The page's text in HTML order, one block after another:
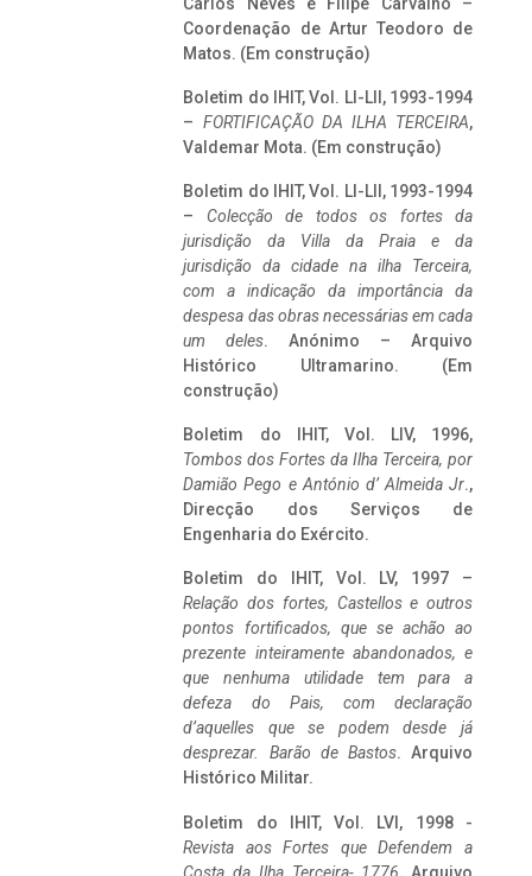
Coordenação de Artur Teodoro de
Matos. (Em construção)
Boletim do IHIT, Vol. LI-LII, 1993-1994
– FORTIFICAÇÃO DA ILHA TERCEIRA,
Valdemar Mota. (Em construção)
Boletim do IHIT, Vol. LI-LII, 1993-1994
– Colecção de todos os fortes da
jurisdição da Villa da Praia e da
jurisdição da cidade na ilha Terceira,
com a indicação da importância da
despesa das obras necessárias em cada
um deles. Anónimo – Arquivo
Histórico Ultramarino. (Em
construção)
Boletim do IHIT, Vol. LIV, 1996,
Tombos dos Fortes da Ilha Terceira, por
Damião Pego e António d’ Almeida Jr.,
Direcção dos Serviços de
Engenharia do Exército.
Boletim do IHIT, Vol. LV, 1997 –
Relação dos fortes, Castellos e outros
pontos fortificados, que se achão ao
prezente inteiramente abandonados, e
que nenhuma utilidade tem para a
defeza do Pais, com declaração
d’aquelles que se podem desde já
desprezar. Barão de Bastos. Arquivo
Histórico Militar.
Boletim do IHIT, Vol. LVI, 1998 -
Revista aos Fortes que Defendem a
Costa da Ilha Terceira- 1776, Arquivo